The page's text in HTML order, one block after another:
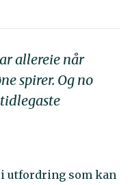
allereie når
spirer. Og no
utfordring som kan